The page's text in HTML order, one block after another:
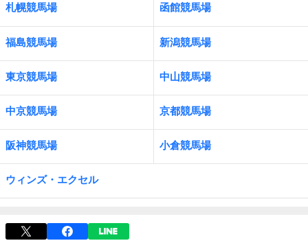
札幌競馬場 函館競馬場
福島競馬場 新潟競馬場
東京競馬場 中山競馬場
中京競馬場 京都競馬場
阪神競馬場 小倉競馬場
ウィンズ・エクセル